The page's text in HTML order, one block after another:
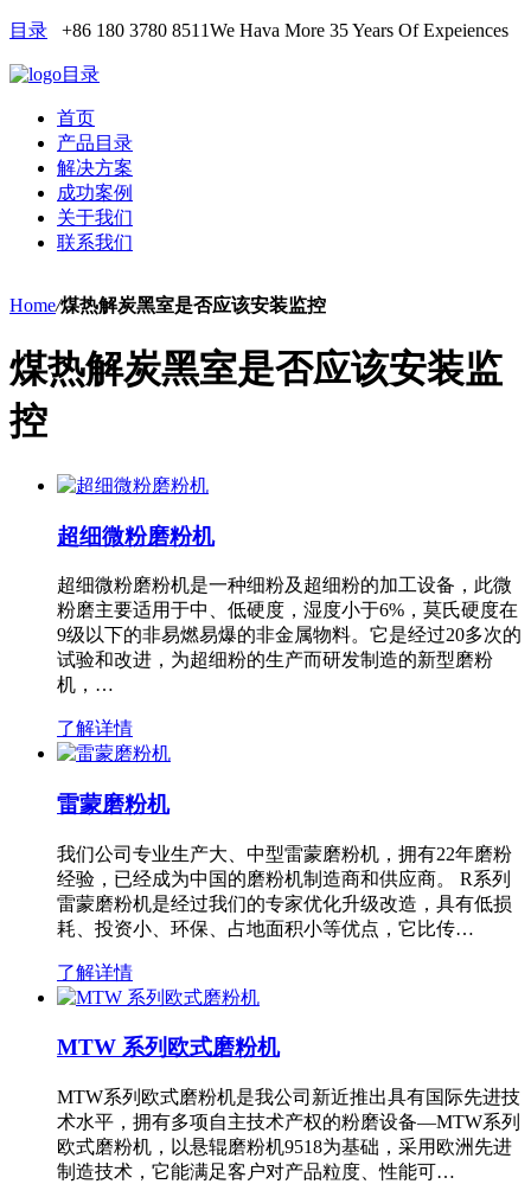
目录 +86 180 3780 8511We Hava More 35 Years Of Expeiences
目录
首页
产品目录
解决方案
成功案例
关于我们
联系我们
Home/煤热解炭黑室是否应该安装监控
煤热解炭黑室是否应该安装监
控
超细微粉磨粉机
超细微粉磨粉机是一种细粉及超细粉的加工设备，此微
粉磨主要适用于中、低硬度，湿度小于6%，莫氏硬度在
9级以下的非易燃易爆的非金属物料。它是经过20多次的
试验和改进，为超细粉的生产而研发制造的新型磨粉
机，…
了解详情
雷蒙磨粉机
我们公司专业生产大、中型雷蒙磨粉机，拥有22年磨粉
经验，已经成为中国的磨粉机制造商和供应商。 R系列
雷蒙磨粉机是经过我们的专家优化升级改造，具有低损
耗、投资小、环保、占地面积小等优点，它比传…
了解详情
MTW 系列欧式磨粉机
MTW系列欧式磨粉机是我公司新近推出具有国际先进技
术水平，拥有多项自主技术产权的粉磨设备—MTW系列
欧式磨粉机，以悬辊磨粉机9518为基础，采用欧洲先进
制造技术，它能满足客户对产品粒度、性能可…